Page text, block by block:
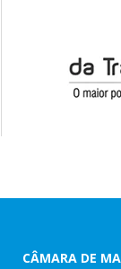
CÂMARA DE